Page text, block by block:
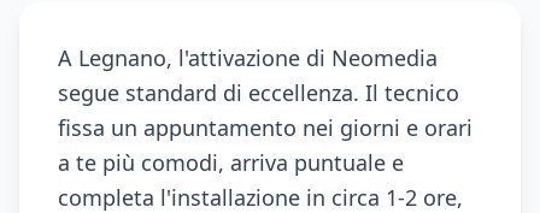
A Legnano, l'attivazione di Neomedia
segue standard di eccellenza. Il tecnico
fissa un appuntamento nei giorni e orari
a te più comodi, arriva puntuale e
completa l'installazione in circa 1-2 ore,